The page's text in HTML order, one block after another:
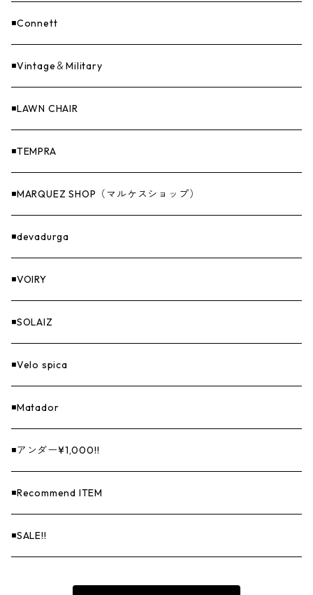
Others（その他）
寝具
ファニチャー
収納
ナイフ＆アックス
燃料
GOODS
GOODS
バンダナ＆手ぬぐい
◾️Connett
◾️Vintage＆Military
◾️LAWN CHAIR
◾️TEMPRA
◾️MARQUEZ SHOP（マルケスショップ）
◾️devadurga
◾️VOIRY
◾️SOLAIZ
◾️Velo spica
◾️Matador
◾️アンダー¥1,000!!
◾️Recommend ITEM
◾️SALE!!